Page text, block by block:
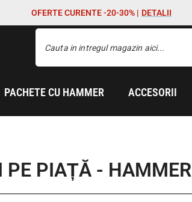
OFERTE CURENTE -20-30% | DETALII
PACHETE CU HAMMER ACCESORII
PE PIAȚĂ -